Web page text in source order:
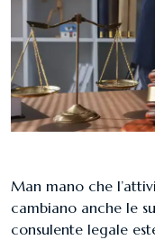
Man mano che
cambiano anche le
consulente legale